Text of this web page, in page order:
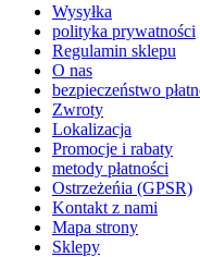
Wysyłka
polityka prywatności
Regulamin sklepu
O nas
bezpieczeństwo
Zwroty
Lokalizacja
Promocje i rabaty
metody płatności
Ostrzeżeńia (GPSR)
Kontakt z nami
Mapa strony
Sklepy